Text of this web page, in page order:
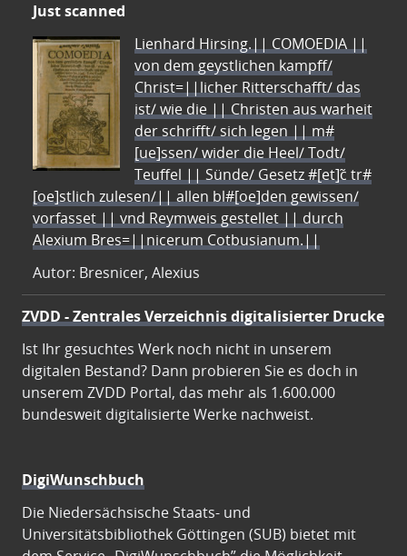
Just scanned
Lienhard Hirsing.|| COMOEDIA ||
von dem geystlichen kampff/
Christ=||licher Ritterschafft/ das
ist/ wie die || Christen aus warheit
der schrifft/ sich legen || m#
[ue]ssen/ wider die Heel/ Todt/
Teuffel || Sünde/ Gesetz #[et]c̃ tr#
[oe]stlich zulesen/|| allen bl#[oe]den gewissen/
vorfasset || vnd Reymweis gestellet || durch
Alexium Bres=||nicerum Cotbusianum.||
Autor: Bresnicer, Alexius
ZVDD - Zentrales Verzeichnis digitalisierter Drucke
Ist Ihr gesuchtes Werk noch nicht in unserem
digitalen Bestand? Dann probieren Sie es doch in
unserem ZVDD Portal, das mehr als 1.600.000
bundesweit digitalisierte Werke nachweist.
DigiWunschbuch
Die Niedersächsische Staats- und
Universitätsbibliothek Göttingen (SUB) bietet mit